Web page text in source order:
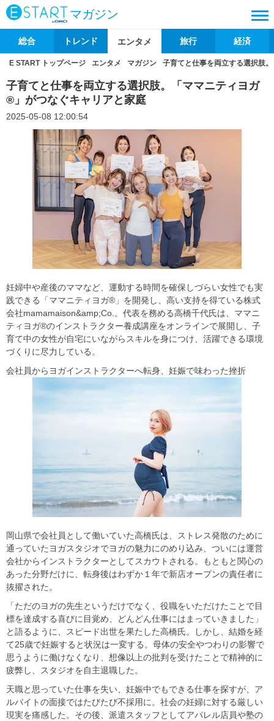
マガジン
総合 トレンド エンタメ 旅行 経済
E START トップページ エンタメ マガジン 子育てと仕事を両立する選択肢
子育てと仕事を両立する選択肢。「ママニティヨガ
®」がつなぐキャリアと家庭
2025-05-08 12:00:54
妊婦中や産後のママなど、運動する時間を確保しづらい女性でも実
践できる「ママニティヨガ®」を開発し、高い支持を得ている株式
会社mamamaison&amp;Co.。代表を務める高橋千代氏は、ママニ
ティヨガ®のインストラクター養成講座をオンラインで展開し、子
育て中の女性が自宅にいながらスキルを身につけ、活躍できる環境
づくりに尽力している。
会社員からヨガインストラクターへ転身、妊娠で味わった挫折
岡山県で会社員として働いていた高橋氏は、ストレス発散のために
通っていたヨガスタジオでヨガの魅力にのめり込み、ついには運営
会社からインストラクターとしてスカウトされる。もともと関心の
あった分野だけに、転身後はわずか１年で新店オープンの責任者に
抜擢された。
「ただのヨガの先生というだけでなく、役職をいただけたことで目
標を達成する喜びに目覚め、どんどん仕事にはまっていきました」
と語るように、スピード出世を果たした高橋氏。しかし、結婚を経
て25歳で妊娠すると状況は一変する。母体の安全やつわりの影響で
思うように働けなくなり、想像以上の批判を受けたことで精神的に
疲弊し、スタジオを自主退職した。
天職と思っていた仕事を失い、妊娠中でもできる仕事を探すが、ア
ルバイトの面接ではたびたび不採用に。社会の妊婦に対する厳しい
現実を痛感した。その後、派遣スタッフとしてアパレル店員や塾の